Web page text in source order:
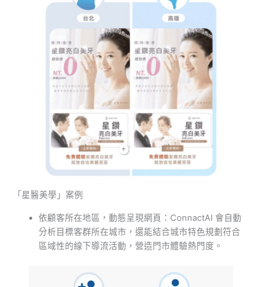
「星醫美學」案例
依顧客所在地區，動態呈現網頁：ConnactAI 會自動
分析目標客群所在城市，還能結合城市特色規劃符合
區域性的線下導流活動，營造門市體驗熱門度。